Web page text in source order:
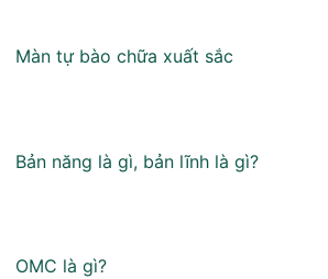
Màn tự bào chữa xuất sắc
Bản năng là gì, bản lĩnh là gì?
OMC là gì?